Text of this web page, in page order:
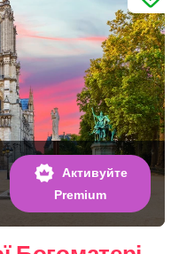
Активуйте
Premium